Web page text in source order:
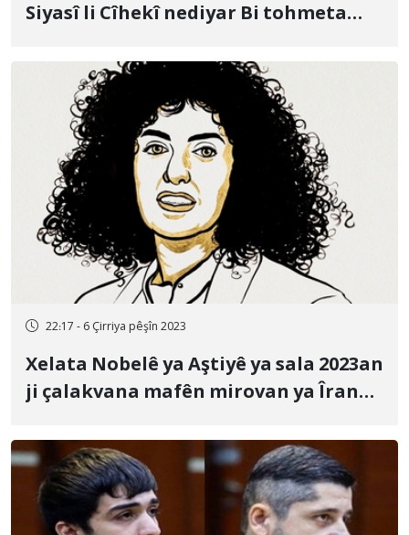
Siyasî li Cîhekî nediyar Bi tohmeta
Meisûm Şahî û Hamid Velîdî
22:17 - 6 Çirriya pêşîn 2023
Xelata Nobelê ya Aştiyê ya sala 2023an
ji çalakvana mafên mirovan ya Îranê